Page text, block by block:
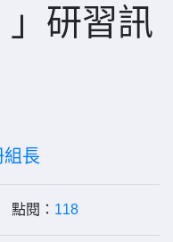
」研習訊
長
點閱： 118